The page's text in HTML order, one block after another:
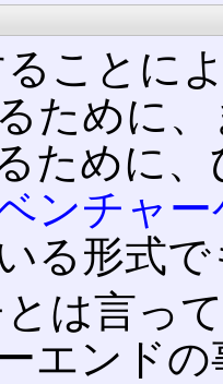
ことに
ために
ために
ンチャ
る形式
は言っ
エンド